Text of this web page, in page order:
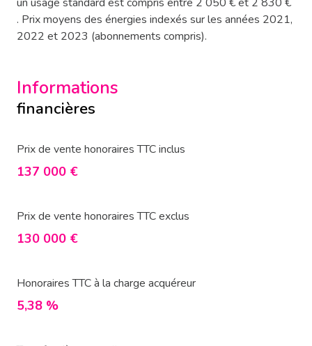
. Prix moyens des énergies indexés sur les années 2021,
2022 et 2023 (abonnements compris).
Informations
financières
Prix de vente honoraires TTC inclus
137 000 €
Prix de vente honoraires TTC exclus
130 000 €
Honoraires TTC à la charge acquéreur
5,38 %